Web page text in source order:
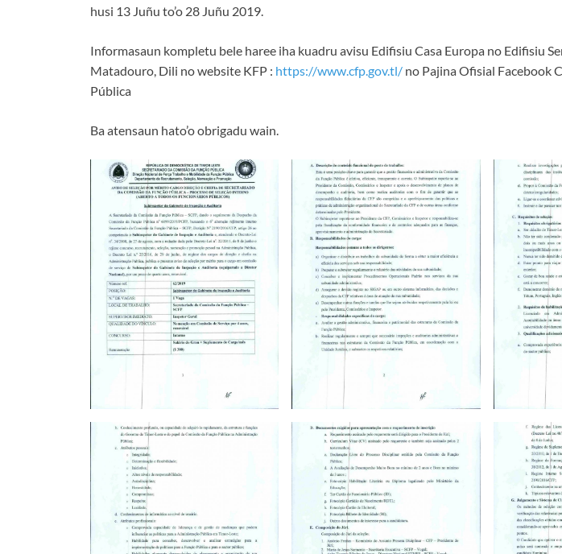
husi 13 Juñu to’o 28 Juñu 2019.
Informasaun kompletu bele haree iha kuadru avisu Edifisiu Casa Europa no Edifisiu
Matadouro, Dili no website KFP : https://www.cfp.gov.tl/ no Pajina Ofisial Facebook
Pública
Ba atensaun hato’o obrigadu wain.